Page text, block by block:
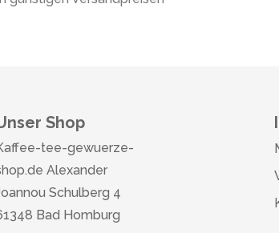
Shop
tee-gewuerze-
Alexander
Schulberg 4
Bad Homburg